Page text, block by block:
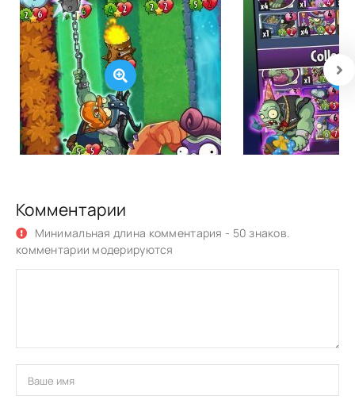
Комментарии
Минимальная длина комментария - 50 знаков.
комментарии модерируются